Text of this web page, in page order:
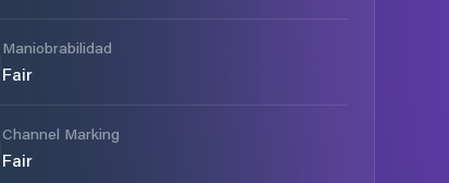
Maniobrabilidad
Fair
Channel Marking
Fair